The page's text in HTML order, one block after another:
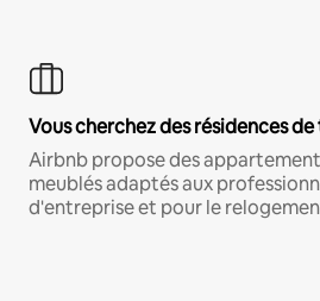
Vous cherchez des résidences
Airbnb propose des
meublés adaptés aux
d'entreprise et pour le